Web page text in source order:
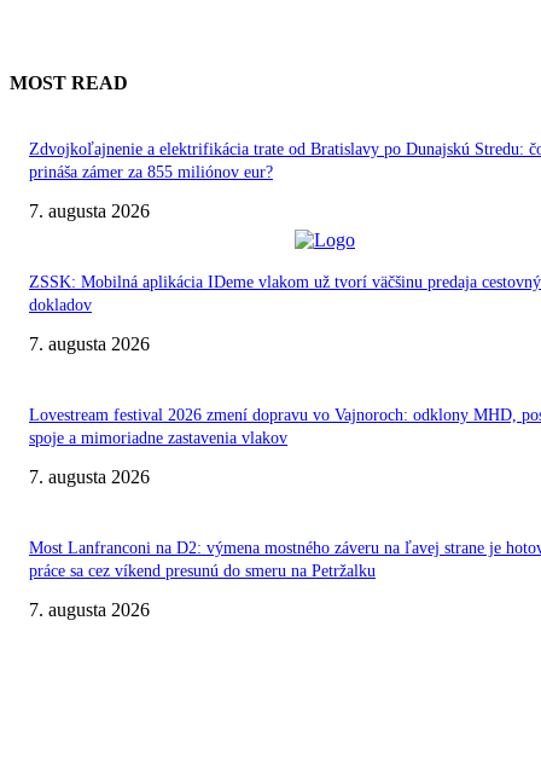
MOST READ
Zdvojkoľajnenie a elektrifikácia trate od Bratislavy po Dunajskú Stredu:
prináša zámer za 855 miliónov eur?
7. augusta 2026
ZSSK: Mobilná aplikácia IDeme vlakom už tvorí väčšinu predaja
dokladov
7. augusta 2026
Lovestream festival 2026 zmení dopravu vo Vajnoroch: odklony MHD,
spoje a mimoriadne zastavenia vlakov
7. augusta 2026
Most Lanfranconi na D2: výmena mostného záveru na ľavej strane je
práce sa cez víkend presunú do smeru na Petržalku
7. augusta 2026